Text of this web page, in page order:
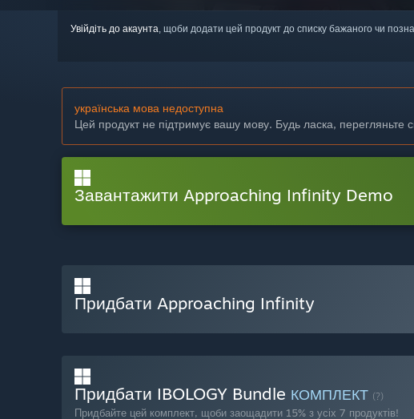
Увійдіть до акаунта, щоби додати цей продукт до списку бажаного чи
українська мова недоступна
Цей продукт не підтримує вашу мову. Будь ласка, перегляньте
Завантажити Approaching Infinity Demo
Придбати Approaching Infinity
Придбати IBOLOGY Bundle КОМПЛЕКТ (?)
Придбайте цей комплект, щоби заощадити 15% з усіх 7 продуктів!